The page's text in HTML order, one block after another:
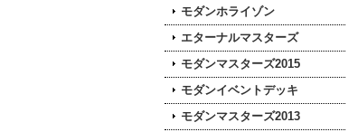
モダンホライゾン
エターナルマスターズ
モダンマスターズ2015
モダンイベントデッキ
モダンマスターズ2013